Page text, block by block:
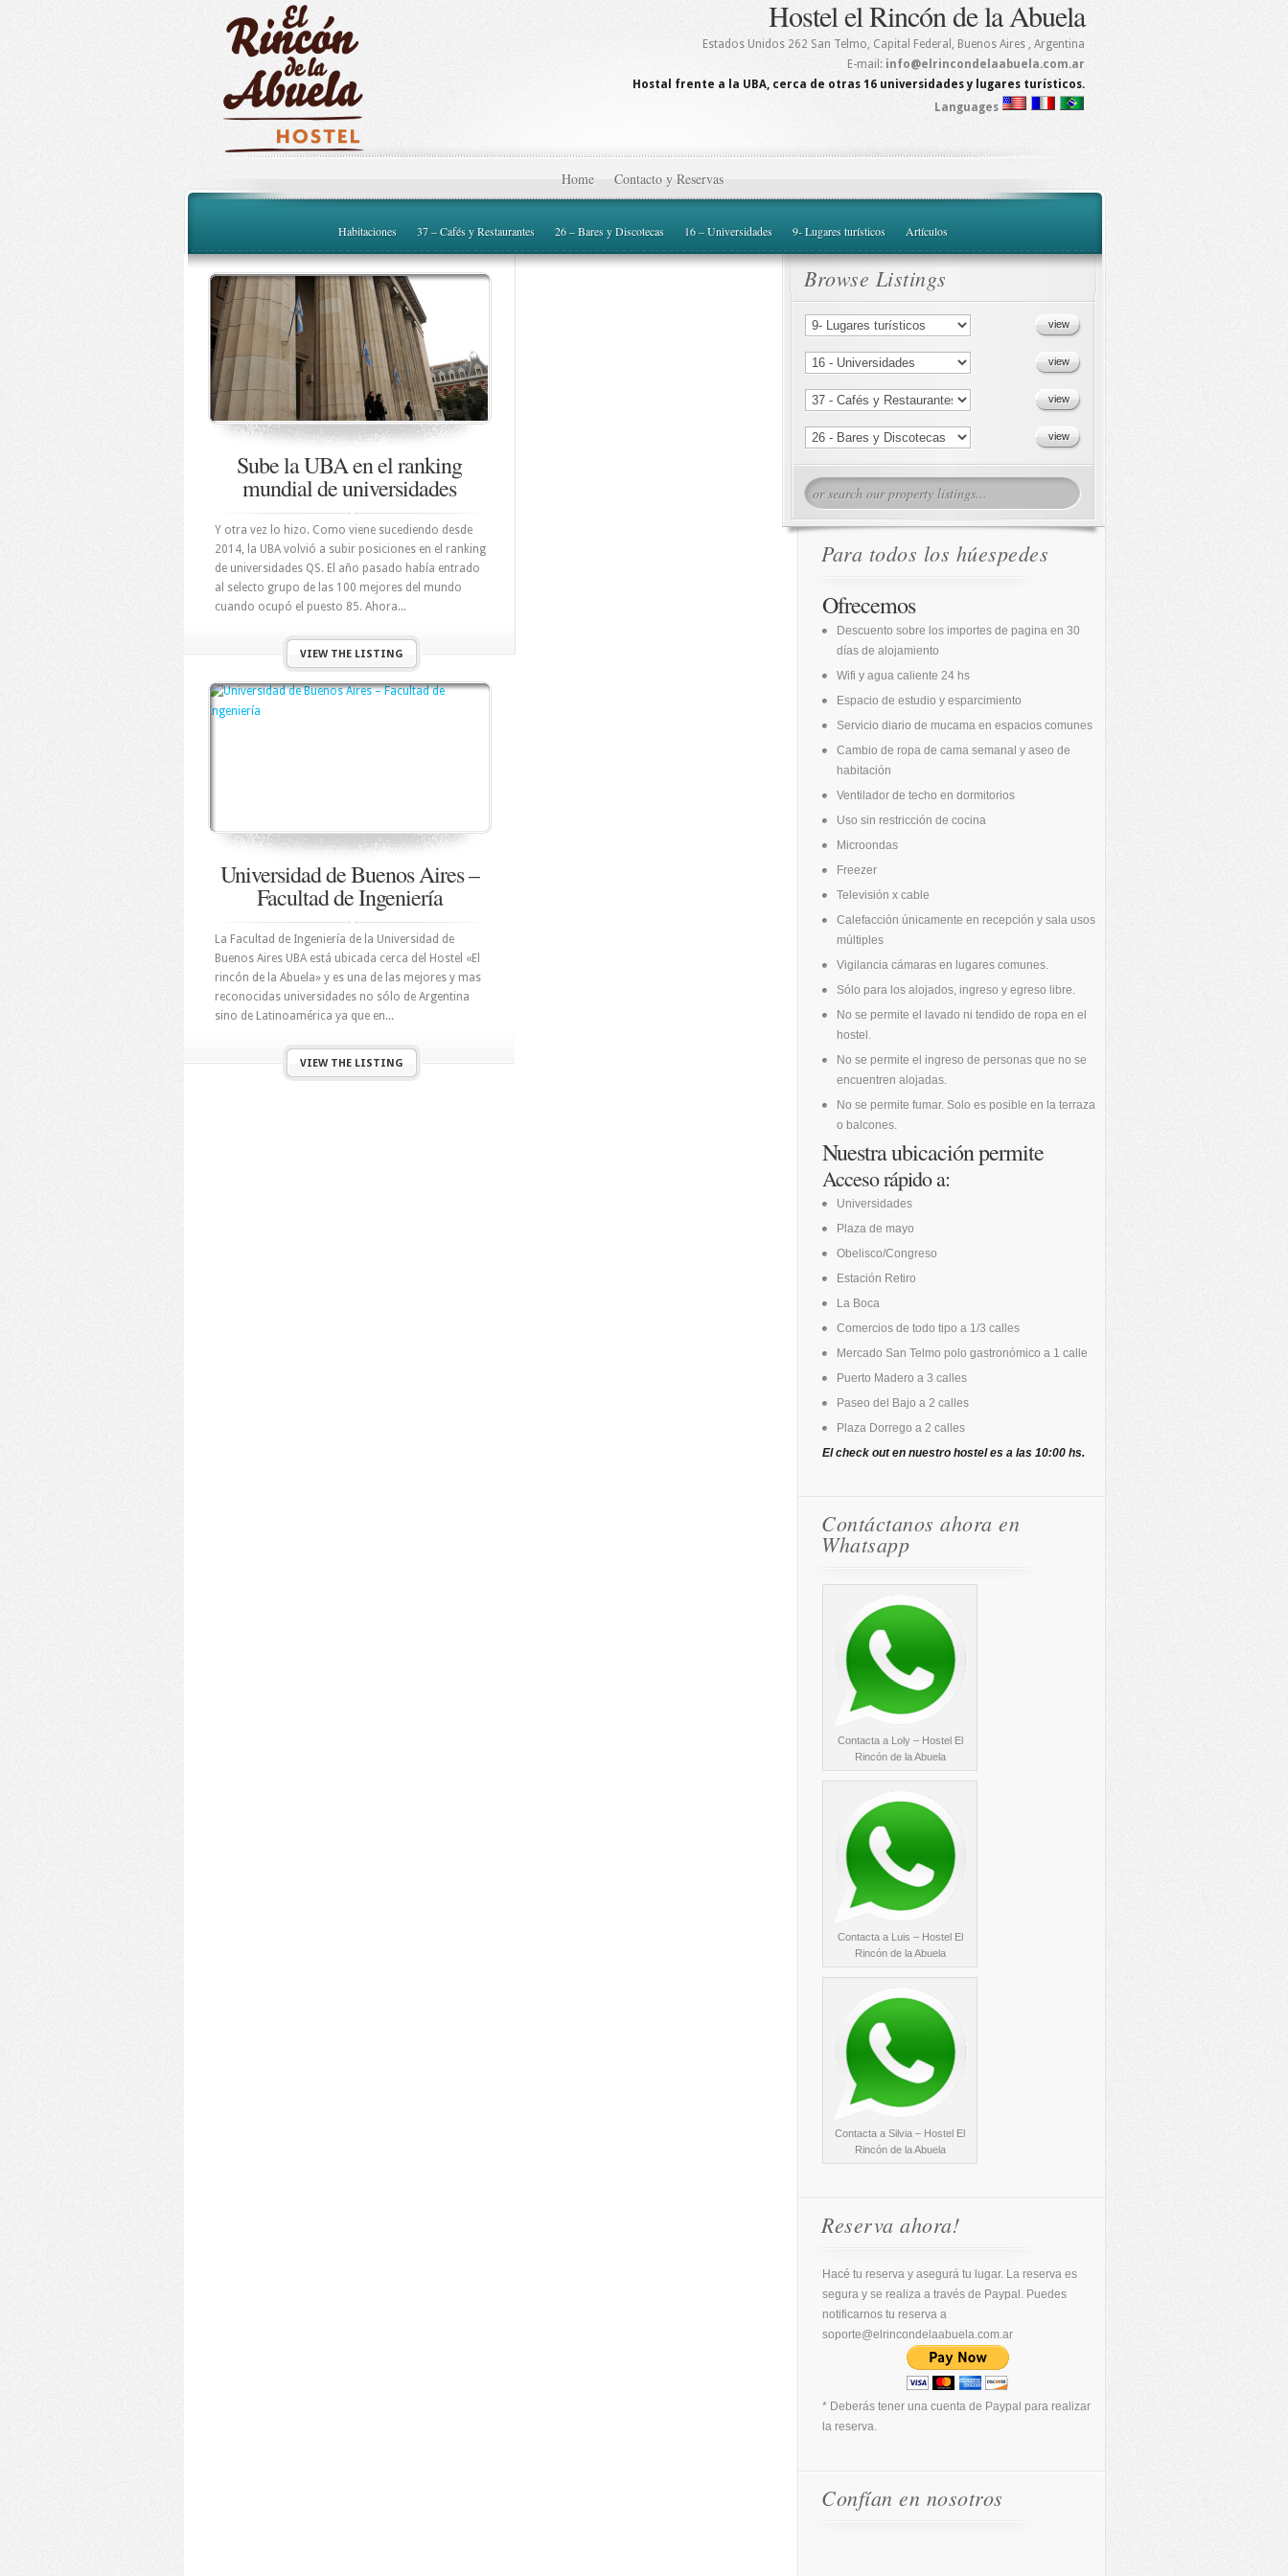
Hostel el Rincón de la Abuela
Estados Unidos 262 San Telmo, Capital Federal, Buenos Aires , Argentina
E-mail: info@elrincondelaabuela.com.ar
Hostal frente a la UBA, cerca de otras 16 universidades y lugares turísticos.
Languages
Home Contacto y Reservas
Habitaciones 37 – Cafés y Restaurantes 26 – Bares y Discotecas 16 – Universidades 9- Lugares turísticos Artículos
Sube la UBA en el ranking
mundial de universidades
Y otra vez lo hizo. Como viene sucediendo desde
2014, la UBA volvió a subir posiciones en el ranking
de universidades QS. El año pasado había entrado
al selecto grupo de las 100 mejores del mundo
cuando ocupó el puesto 85. Ahora...
VIEW THE LISTING
Universidad de Buenos Aires –
Facultad de Ingeniería
La Facultad de Ingeniería de la Universidad de
Buenos Aires UBA está ubicada cerca del Hostel «El
rincón de la Abuela» y es una de las mejores y mas
reconocidas universidades no sólo de Argentina
sino de Latinoamérica ya que en...
VIEW THE LISTING
Browse Listings
Para todos los húespedes
Ofrecemos
Descuento sobre los importes de pagina en 30
días de alojamiento
Wifi y agua caliente 24 hs
Espacio de estudio y esparcimiento
Servicio diario de mucama en espacios comunes
Cambio de ropa de cama semanal y aseo de
habitación
Ventilador de techo en dormitorios
Uso sin restricción de cocina
Microondas
Freezer
Televisión x cable
Calefacción únicamente en recepción y sala usos
múltiples
Vigilancia cámaras en lugares comunes.
Sólo para los alojados, ingreso y egreso libre.
No se permite el lavado ni tendido de ropa en el
hostel.
No se permite el ingreso de personas que no se
encuentren alojadas.
No se permite fumar. Solo es posible en la terraza
o balcones.
Nuestra ubicación permite
Acceso rápido a:
Universidades
Plaza de mayo
Obelisco/Congreso
Estación Retiro
La Boca
Comercios de todo tipo a 1/3 calles
Mercado San Telmo polo gastronómico a 1 calle
Puerto Madero a 3 calles
Paseo del Bajo a 2 calles
Plaza Dorrego a 2 calles
El check out en nuestro hostel es a las 10:00 hs.
Contáctanos ahora en
Whatsapp
Contacta a Loly – Hostel El
Rincón de la Abuela
Contacta a Luis – Hostel El
Rincón de la Abuela
Contacta a Silvia – Hostel El
Rincón de la Abuela
Reserva ahora!
Hacé tu reserva y asegurá tu lugar. La reserva es
segura y se realiza a través de Paypal. Puedes
notificarnos tu reserva a
soporte@elrincondelaabuela.com.ar
* Deberás tener una cuenta de Paypal para realizar
la reserva.
Confían en nosotros